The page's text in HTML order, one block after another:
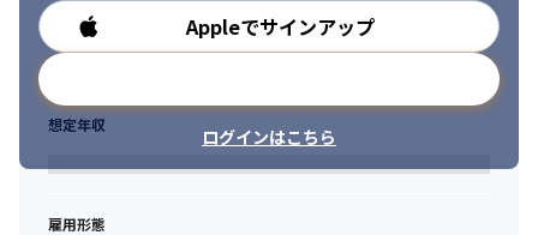
Appleでサインアップ
ログインはこちら
勤務時間
想定年収
雇用形態